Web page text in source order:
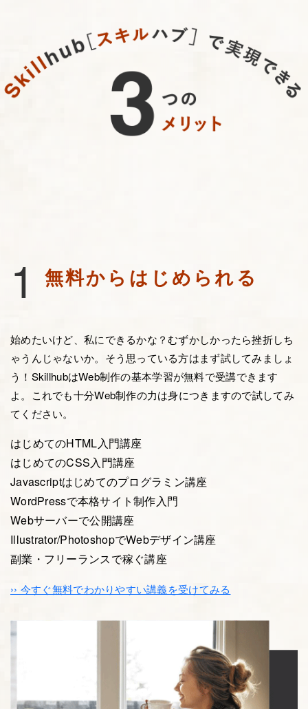
1 無料からはじめられる
始めたいけど、私にできるかな？むずかしかったら挫折しち
ゃうんじゃないか。そう思っている方はまず試してみましょ
う！SkillhubはWeb制作の基本学習が無料で受講できます
よ。これでも十分Web制作の力は身につきますので試してみ
てください。
はじめてのHTML入門講座
はじめてのCSS入門講座
Javascriptはじめてのプログラミン講座
WordPressで本格サイト制作入門
Webサーバーで公開講座
Illustrator/PhotoshopでWebデザイン講座
副業・フリーランスで稼ぐ講座
›› 今すぐ無料でわかりやすい講義を受けてみる